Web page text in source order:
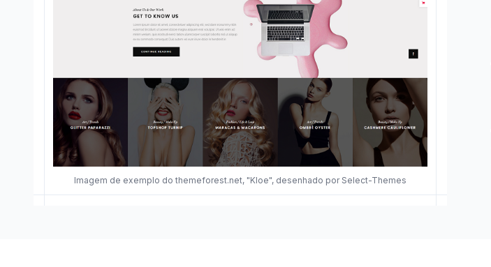
Imagem de exemplo do themeforest.net, "Kloe", desenhado por Select-Themes